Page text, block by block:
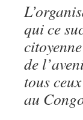
qui ce
de
tous
au